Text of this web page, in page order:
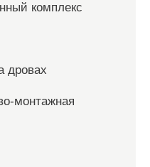
комплекс
дровах
монтажная